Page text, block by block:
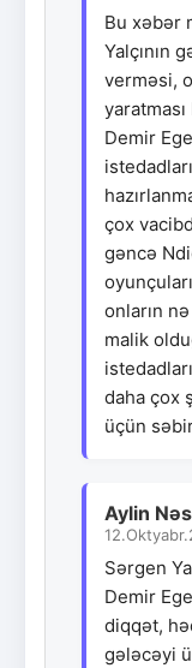
Bu xəbər
Yalçının
verməsi,
Demir
çox
gəncə
onların
malik
daha çox
üçün
Aylin
Sərgen
Demir
diqqət,
gələcəyi